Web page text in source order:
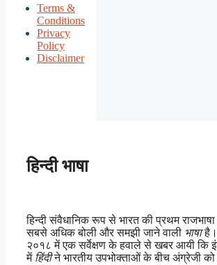
Terms &
Conditions
Privacy
Policy
Disclaimer
हिन्दी भाषा
हिन्दी संवैधानिक रूप से भारत की प्रथम
सबसे अधिक बोली और समझी जाने वाली भाषाहै।
२०१८ में एक सर्वेक्षण के हवाले से खबर आयी कि
में हिंदीने भारतीय उपभोक्ताओं के बीच अंग्रेजी